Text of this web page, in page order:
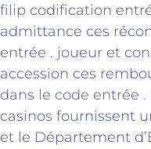
filip codification
admittance ces
entrée . joueur et
accession ces
dans le code entrée
casinos fournissent
et le Département